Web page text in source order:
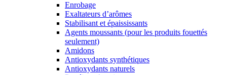
Enrobage
Exaltateurs d’arômes
Stabilisant et épaississants
Agents moussants (pour les produits fouettés
seulement)
Amidons
Antioxydants synthétiques
Antioxydants naturels